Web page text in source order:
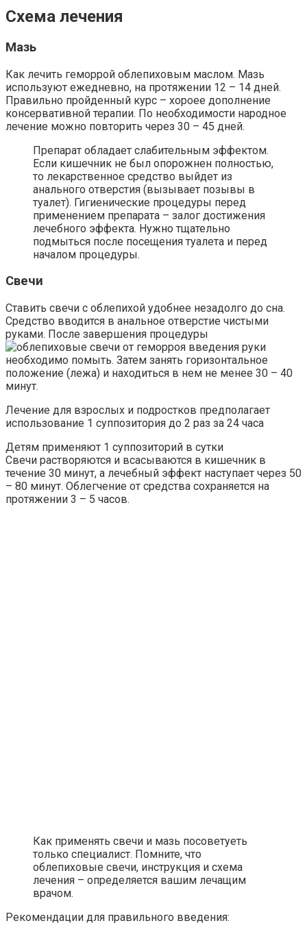
Схема лечения
Мазь
Как лечить геморрой облепиховым маслом. Мазь
используют ежедневно, на протяжении 12 – 14 дней.
Правильно пройденный курс – хороее дополнение
консервативной терапии. По необходимости народное
лечение можно повторить через 30 – 45 дней.
Препарат обладает слабительным эффектом.
Если кишечник не был опорожнен полностью,
то лекарственное средство выйдет из
анального отверстия (вызывает позывы в
туалет). Гигиенические процедуры перед
применением препарата – залог достижения
лечебного эффекта. Нужно тщательно
подмыться после посещения туалета и перед
началом процедуры.
Свечи
Ставить свечи с облепихой удобнее незадолго до сна.
Средство вводится в анальное отверстие чистыми
руками. После завершения процедуры
введения руки
необходимо помыть. Затем занять горизонтальное
положение (лежа) и находиться в нем не менее 30 – 40
минут.
Лечение для взрослых и подростков предполагает
использование 1 суппозитория до 2 раз за 24 часа
Детям применяют 1 суппозиторий в сутки
Свечи растворяются и всасываются в кишечник в
течение 30 минут, а лечебный эффект наступает через 50
– 80 минут. Облегчение от средства сохраняется на
протяжении 3 – 5 часов.
Как применять свечи и мазь посоветуеть
только специалист. Помните, что
облепиховые свечи, инструкция и схема
лечения – определяется вашим лечащим
врачом.
Рекомендации для правильного введения: